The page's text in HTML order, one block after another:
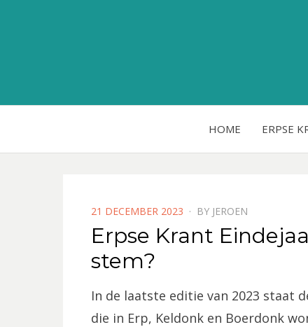
HOME ERPSE
POSTED
ON
21 DECEMBER 2023 BY JEROEN
Erpse Krant
stem?
In de laatste editie van 2023 staat
die in Erp, Keldonk en Boerdonk